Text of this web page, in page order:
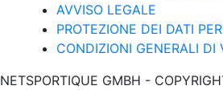
AVVISO LEGALE
PROTEZIONE DEI DATI
CONDIZIONI GENERALI DI
NETSPORTIQUE GMBH -